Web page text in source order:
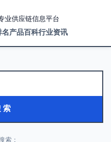
业供应链信息平台
名产品百科行业资讯
索
索：